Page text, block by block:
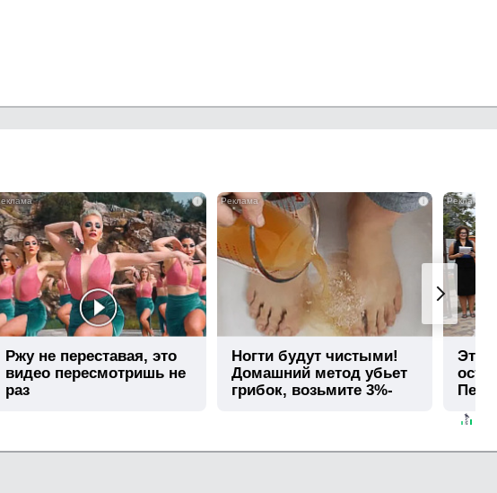
i
Ржу не переставая, это
видео пересмотришь не
раз
i
Ногти будут чистыми!
Домашний метод убьет
грибок, возьмите 3%-
Этот